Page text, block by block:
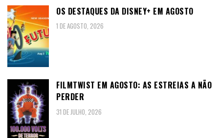
OS DESTAQUES DA DISNEY+ EM AGOSTO
1 DE AGOSTO, 2026
FILMTWIST EM AGOSTO: AS ESTREIAS A NÃO
PERDER
31 DE JULHO, 2026